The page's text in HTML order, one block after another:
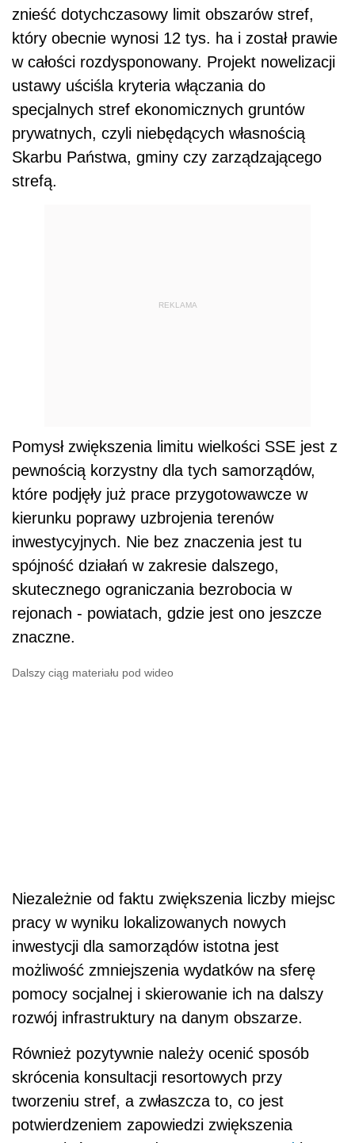
znieść dotychczasowy limit obszarów stref,
który obecnie wynosi 12 tys. ha i został prawie
w całości rozdysponowany. Projekt nowelizacji
ustawy uściśla kryteria włączania do
specjalnych stref ekonomicznych gruntów
prywatnych, czyli niebędących własnością
Skarbu Państwa, gminy czy zarządzającego
strefą.
REKLAMA
Pomysł zwiększenia limitu wielkości SSE jest z
pewnością korzystny dla tych samorządów,
które podjęły już prace przygotowawcze w
kierunku poprawy uzbrojenia terenów
inwestycyjnych. Nie bez znaczenia jest tu
spójność działań w zakresie dalszego,
skutecznego ograniczania bezrobocia w
rejonach - powiatach, gdzie jest ono jeszcze
znaczne.
Dalszy ciąg materiału pod wideo
Niezależnie od faktu zwiększenia liczby miejsc
pracy w wyniku lokalizowanych nowych
inwestycji dla samorządów istotna jest
możliwość zmniejszenia wydatków na sferę
pomocy socjalnej i skierowanie ich na dalszy
rozwój infrastruktury na danym obszarze.
Również pozytywnie należy ocenić sposób
skrócenia konsultacji resortowych przy
tworzeniu stref, a zwłaszcza to, co jest
potwierdzeniem zapowiedzi zwiększenia